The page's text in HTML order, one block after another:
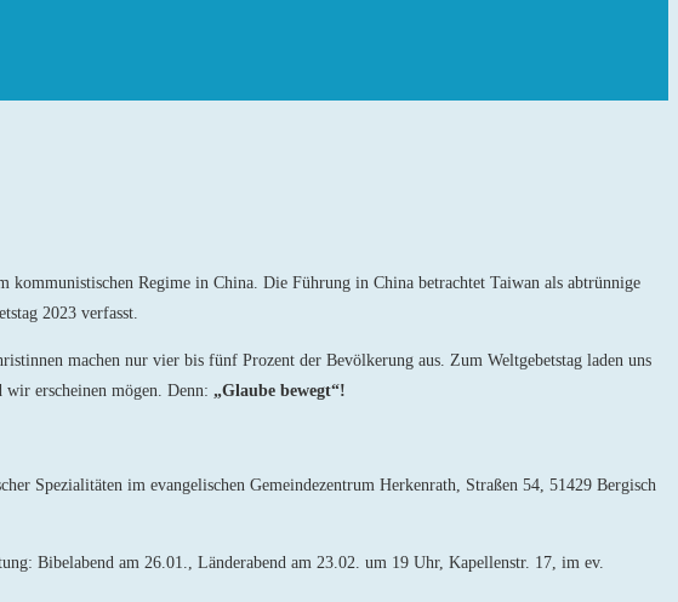
kommunistischen Regime in China. Die Führung in China betrachtet Taiwan als abtrünnige
2023 verfasst.
machen nur vier bis fünf Prozent der Bevölkerung aus. Zum Weltgebetstag laden uns
wir erscheinen mögen. Denn: „Glaube bewegt“!
Spezialitäten im evangelischen Ge­meindezentrum Herkenrath, Straßen 54, 51429 Bergisch
Bibelabend am 26.01., Länderabend am 23.02. um 19 Uhr, Kapellenstr. 17, im ev.